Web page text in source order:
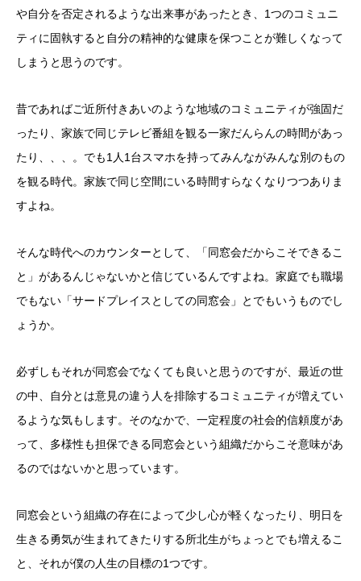
や自分を否定されるような出来事があったとき、1つのコミュニ
ティに固執すると自分の精神的な健康を保つことが難しくなって
しまうと思うのです。
昔であればご近所付きあいのような地域のコミュニティが強固だ
ったり、家族で同じテレビ番組を観る一家だんらんの時間があっ
たり、、、。でも1人1台スマホを持ってみんながみんな別のもの
を観る時代。家族で同じ空間にいる時間すらなくなりつつありま
すよね。
そんな時代へのカウンターとして、「同窓会だからこそできるこ
と」があるんじゃないかと信じているんですよね。家庭でも職場
でもない「サードプレイスとしての同窓会」とでもいうものでし
ょうか。
必ずしもそれが同窓会でなくても良いと思うのですが、最近の世
の中、自分とは意見の違う人を排除するコミュニティが増えてい
るような気もします。そのなかで、一定程度の社会的信頼度があ
って、多様性も担保できる同窓会という組織だからこそ意味があ
るのではないかと思っています。
同窓会という組織の存在によって少し心が軽くなったり、明日を
生きる勇気が生まれてきたりする所北生がちょっとでも増えるこ
と、それが僕の人生の目標の1つです。